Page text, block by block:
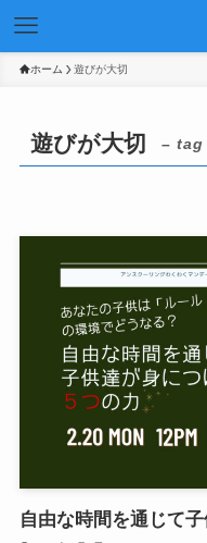
ホーム 遊びが大切
遊びが大切 – tag
自由な時間を通じて